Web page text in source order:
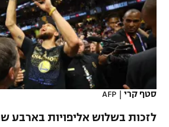
VOD
תוצאות
נבחרת ישראל
מכבי חיפה
מכבי תל אביב
ליגה ספרדית
ליגה איטלקית
ליגה צרפתית
ליגה הולנדית
כדורסל נשים
מכבי תל אביב
הפועל חולון
הפועל ירושלים
דני אבדיה
יורוליג
יורוקאפ
טניס
כדוריד
כדורעף
שחייה
סטף קרי |
AFP
לזכות בשלוש אליפויות בארבע